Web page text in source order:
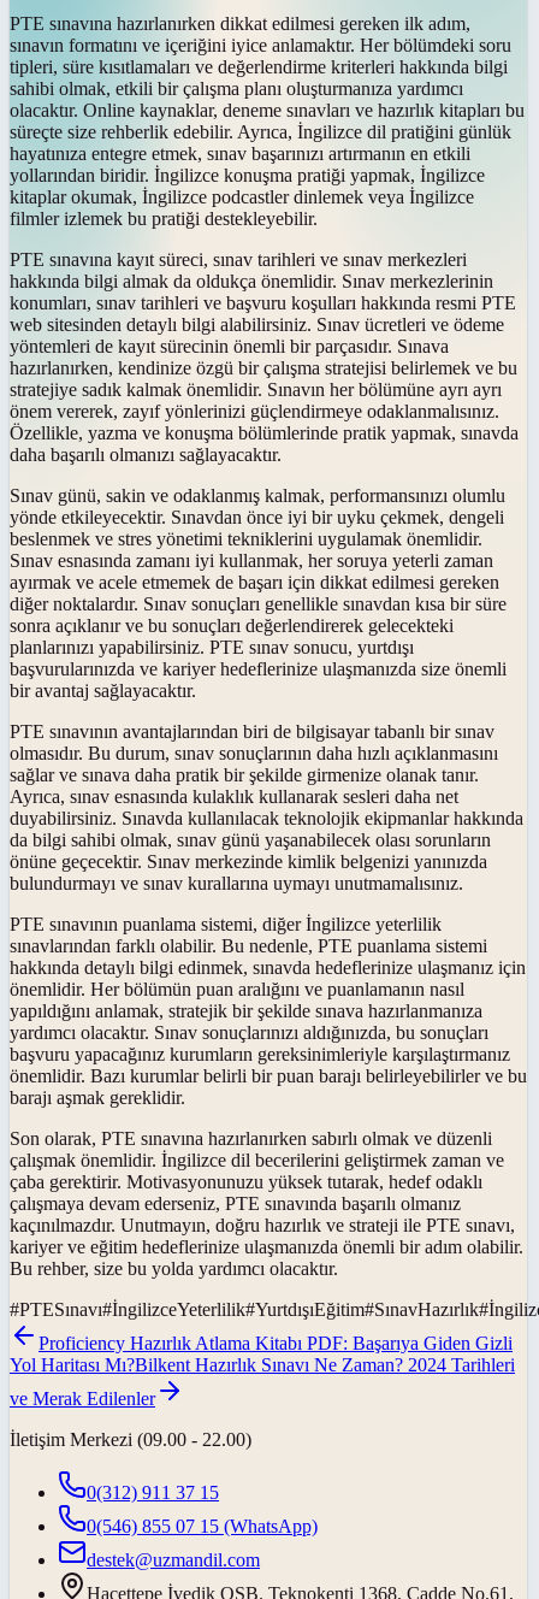
PTE sınavına hazırlanırken dikkat edilmesi gereken ilk adım,
sınavın formatını ve içeriğini iyice anlamaktır. Her bölümdeki soru
tipleri, süre kısıtlamaları ve değerlendirme kriterleri hakkında bilgi
sahibi olmak, etkili bir çalışma planı oluşturmanıza yardımcı
olacaktır. Online kaynaklar, deneme sınavları ve hazırlık kitapları bu
süreçte size rehberlik edebilir. Ayrıca, İngilizce dil pratiğini günlük
hayatınıza entegre etmek, sınav başarınızı artırmanın en etkili
yollarından biridir. İngilizce konuşma pratiği yapmak, İngilizce
kitaplar okumak, İngilizce podcastler dinlemek veya İngilizce
filmler izlemek bu pratiği destekleyebilir.
PTE sınavına kayıt süreci, sınav tarihleri ve sınav merkezleri
hakkında bilgi almak da oldukça önemlidir. Sınav merkezlerinin
konumları, sınav tarihleri ve başvuru koşulları hakkında resmi PTE
web sitesinden detaylı bilgi alabilirsiniz. Sınav ücretleri ve ödeme
yöntemleri de kayıt sürecinin önemli bir parçasıdır. Sınava
hazırlanırken, kendinize özgü bir çalışma stratejisi belirlemek ve bu
stratejiye sadık kalmak önemlidir. Sınavın her bölümüne ayrı ayrı
önem vererek, zayıf yönlerinizi güçlendirmeye odaklanmalısınız.
Özellikle, yazma ve konuşma bölümlerinde pratik yapmak, sınavda
daha başarılı olmanızı sağlayacaktır.
Sınav günü, sakin ve odaklanmış kalmak, performansınızı olumlu
yönde etkileyecektir. Sınavdan önce iyi bir uyku çekmek, dengeli
beslenmek ve stres yönetimi tekniklerini uygulamak önemlidir.
Sınav esnasında zamanı iyi kullanmak, her soruya yeterli zaman
ayırmak ve acele etmemek de başarı için dikkat edilmesi gereken
diğer noktalardır. Sınav sonuçları genellikle sınavdan kısa bir süre
sonra açıklanır ve bu sonuçları değerlendirerek gelecekteki
planlarınızı yapabilirsiniz. PTE sınav sonucu, yurtdışı
başvurularınızda ve kariyer hedeflerinize ulaşmanızda size önemli
bir avantaj sağlayacaktır.
PTE sınavının avantajlarından biri de bilgisayar tabanlı bir sınav
olmasıdır. Bu durum, sınav sonuçlarının daha hızlı açıklanmasını
sağlar ve sınava daha pratik bir şekilde girmenize olanak tanır.
Ayrıca, sınav esnasında kulaklık kullanarak sesleri daha net
duyabilirsiniz. Sınavda kullanılacak teknolojik ekipmanlar hakkında
da bilgi sahibi olmak, sınav günü yaşanabilecek olası sorunların
önüne geçecektir. Sınav merkezinde kimlik belgenizi yanınızda
bulundurmayı ve sınav kurallarına uymayı unutmamalısınız.
PTE sınavının puanlama sistemi, diğer İngilizce yeterlilik
sınavlarından farklı olabilir. Bu nedenle, PTE puanlama sistemi
hakkında detaylı bilgi edinmek, sınavda hedeflerinize ulaşmanız için
önemlidir. Her bölümün puan aralığını ve puanlamanın nasıl
yapıldığını anlamak, stratejik bir şekilde sınava hazırlanmanıza
yardımcı olacaktır. Sınav sonuçlarınızı aldığınızda, bu sonuçları
başvuru yapacağınız kurumların gereksinimleriyle karşılaştırmanız
önemlidir. Bazı kurumlar belirli bir puan barajı belirleyebilirler ve bu
barajı aşmak gereklidir.
Son olarak, PTE sınavına hazırlanırken sabırlı olmak ve düzenli
çalışmak önemlidir. İngilizce dil becerilerini geliştirmek zaman ve
çaba gerektirir. Motivasyonunuzu yüksek tutarak, hedef odaklı
çalışmaya devam ederseniz, PTE sınavında başarılı olmanız
kaçınılmazdır. Unutmayın, doğru hazırlık ve strateji ile PTE sınavı,
kariyer ve eğitim hedeflerinize ulaşmanızda önemli bir adım olabilir.
Bu rehber, size bu yolda yardımcı olacaktır.
#PTESınavı#İngilizceYeterlilik#YurtdışıEğitim#SınavHazırlık#
Proficiency Hazırlık Atlama Kitabı PDF: Başarıya Giden Gizli
Yol Haritası Mı?Bilkent Hazırlık Sınavı Ne Zaman? 2024 Tarihleri
ve Merak Edilenler
İletişim Merkezi (09.00 - 22.00)
0(312) 911 37 15
0(546) 855 07 15 (WhatsApp)
destek@uzmandil.com
Hacettepe İvedik OSB. Teknokenti 1368. Cadde No.61,